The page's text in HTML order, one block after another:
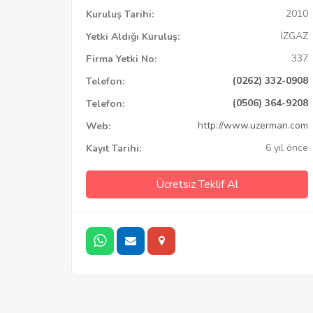
Kuruluş Tarihi:
2010
Yetki Aldığı Kuruluş:
İZGAZ
Firma Yetki No:
337
Telefon:
(0262) 332-0908
Telefon:
(0506) 364-9208
Web:
http://www.uzerman.com
Kayıt Tarihi:
6 yıl önce
Ücretsiz Teklif Al